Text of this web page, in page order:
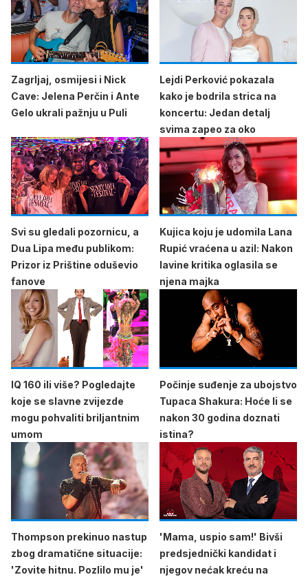
Zagrljaj, osmijesi i Nick
Cave: Jelena Perčin i Ante
Gelo ukrali pažnju u Puli
Lejdi Perković pokazala
kako je bodrila strica na
koncertu: Jedan detalj
svima zapeo za oko
Svi su gledali pozornicu, a
Dua Lipa među publikom:
Prizor iz Prištine oduševio
fanove
Kujica koju je udomila Lana
Rupić vraćena u azil: Nakon
lavine kritika oglasila se
njena majka
IQ 160 ili više? Pogledajte
koje se slavne zvijezde
mogu pohvaliti briljantnim
umom
Počinje suđenje za ubojstvo
Tupaca Shakura: Hoće li se
nakon 30 godina doznati
istina?
Thompson prekinuo nastup
zbog dramatične situacije:
'Zovite hitnu. Pozlilo mu je'
'Mama, uspio sam!' Bivši
predsjednički kandidat i
njegov nećak kreću na